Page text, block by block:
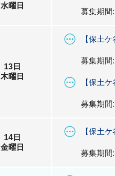
水曜日
募集期間
13日
木曜日
【保土
募集期間
【保土
募集期間
14日
金曜日
【保土
募集期間